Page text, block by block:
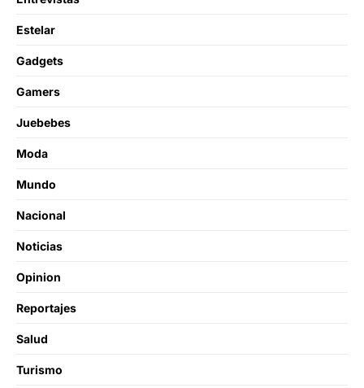
Estelar
Gadgets
Gamers
Juebebes
Moda
Mundo
Nacional
Noticias
Opinion
Reportajes
Salud
Turismo